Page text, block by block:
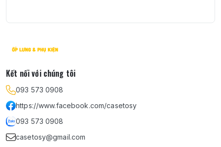
Kết nối với chúng tôi
093 573 0908
https://www.facebook.com/casetosy
093 573 0908
casetosy@gmail.com